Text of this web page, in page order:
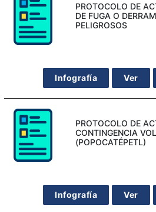
PROTOCOLO DE
DE FUGA O
PELIGROSOS
Infografía Ver
PROTOCOLO DE
CONTINGENCIA
(POPOCATÉPETL)
Infografía Ver